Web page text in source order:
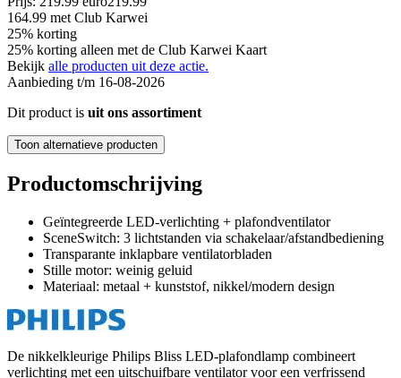
164.99 met Club Karwei
25% korting
25% korting alleen met de Club Karwei Kaart
Bekijk alle producten uit deze actie.
Aanbieding t/m 16-08-2026
Dit product is uit ons assortiment
Toon alternatieve producten
Productomschrijving
Geïntegreerde LED-verlichting + plafondventilator
SceneSwitch: 3 lichtstanden via schakelaar/afstandbediening
Transparante inklapbare ventilatorbladen
Stille motor: weinig geluid
Materiaal: metaal + kunststof, nikkel/modern design
De nikkelkleurige Philips Bliss LED-plafondlamp combineert
verlichting met een uitschuifbare ventilator voor een verfrissend